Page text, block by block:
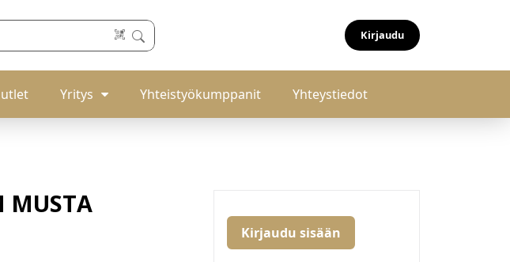
Kirjaudu
Yritys Yhteistyökumppanit Yhteystiedot
MUSTA
Kirjaudu sisään